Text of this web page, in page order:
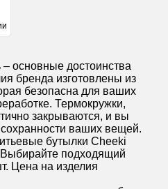
– основные достоинства
бренда изготовлены из
безопасна для ваших
Термокружки,
закрываются, и вы
ваших вещей.
бутылки Cheeki
подходящий
Цена на изделия